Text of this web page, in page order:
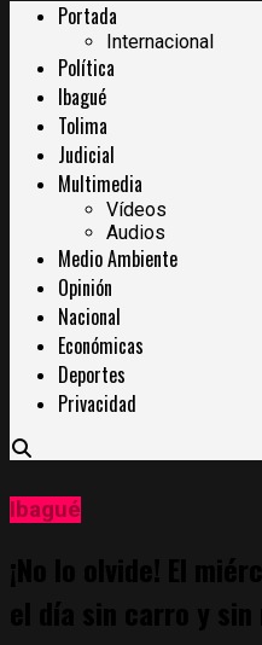
Portada
Internacional
Política
Ibagué
Tolima
Judicial
Multimedia
Vídeos
Audios
Medio Ambiente
Opinión
Nacional
Económicas
Deportes
Privacidad
Ibagué